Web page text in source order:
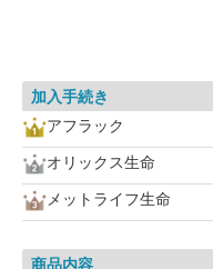
加入手続き
アフラック
オリックス生命
メットライフ生命
商品内容